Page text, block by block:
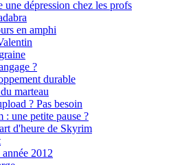
une dépression chez les profs
en amphi
?
durable
marteau
? Pas besoin
: une petite pause ?
d'heure de Skyrim
2012